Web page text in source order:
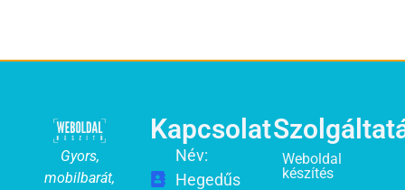
Gyors,
mobilbarát,
Kapcsolat
Név:
Hegedűs
Weboldal
készítés